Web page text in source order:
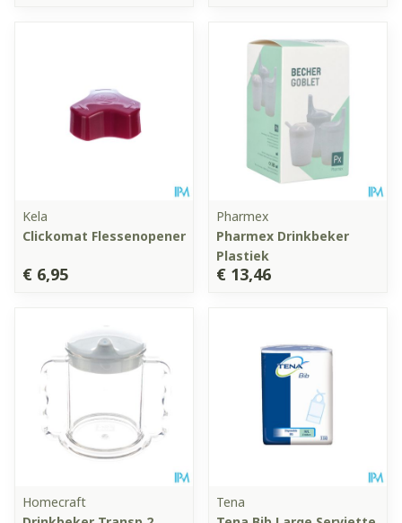
Kela
Clickomat Flessenopener
€ 6,95
Pharmex
Pharmex Drinkbeker
Plastiek
€ 13,46
Homecraft
Tena